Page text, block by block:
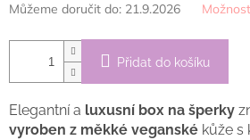
Můžeme doručit do: 21.9.2026
Přidat do košíku
Elegantní a luxusní box na šperky
vyroben z měkké veganské kůže s